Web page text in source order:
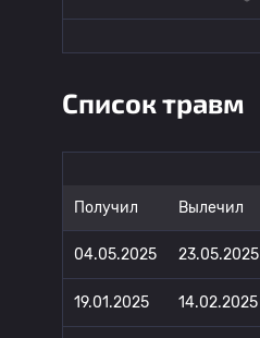
Список травм
Получил Вылечил
04.05.2025 23.05.2025
19.01.2025 14.02.2025